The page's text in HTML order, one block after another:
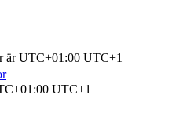
är UTC+01:00 UTC+1
UTC+1